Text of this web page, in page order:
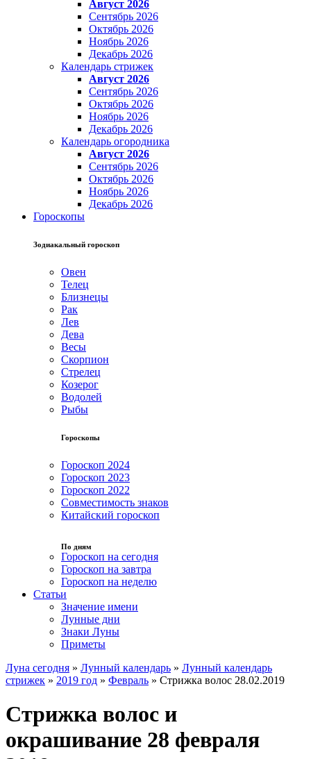
Август 2026
Сентябрь 2026
Октябрь 2026
Ноябрь 2026
Декабрь 2026
Календарь стрижек
Август 2026
Сентябрь 2026
Октябрь 2026
Ноябрь 2026
Декабрь 2026
Календарь огородника
Август 2026
Сентябрь 2026
Октябрь 2026
Ноябрь 2026
Декабрь 2026
Гороскопы
Зодиакальный гороскоп
Овен
Телец
Близнецы
Рак
Лев
Дева
Весы
Скорпион
Стрелец
Козерог
Водолей
Рыбы
Гороскопы
Гороскоп 2024
Гороскоп 2023
Гороскоп 2022
Совместимость знаков
Китайский гороскоп
По дням
Гороскоп на сегодня
Гороскоп на завтра
Гороскоп на неделю
Статьи
Значение имени
Лунные дни
Знаки Луны
Приметы
Луна сегодня » Лунный календарь » Лунный календарь
стрижек » 2019 год » Февраль » Стрижка волос 28.02.2019
Стрижка волос и
окрашивание 28 февраля